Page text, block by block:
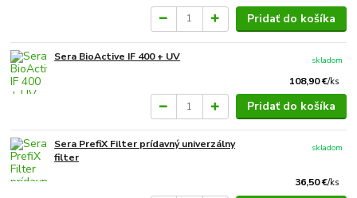
Pridať do košíka
Sera BioActive IF 400 + UV
108,90 €/ks
skladom
Pridať do košíka
Sera PrefiX Filter prídavný univerzálny
filter
36,50 €/ks
skladom